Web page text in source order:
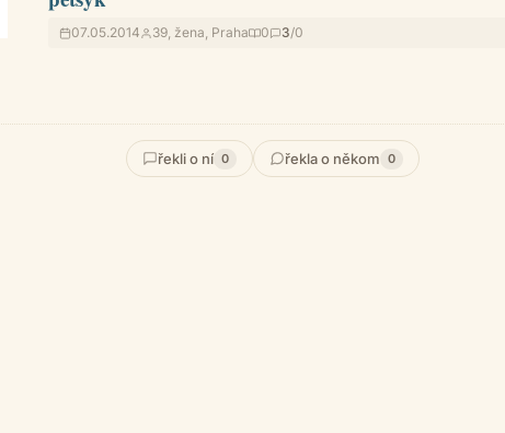
07.05.2014 39, žena, Praha 0 3/0
řekli o ní 0 řekla o někom 0